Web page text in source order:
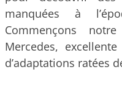
manquées à
Commençons
Mercedes,
d’adaptations ratées